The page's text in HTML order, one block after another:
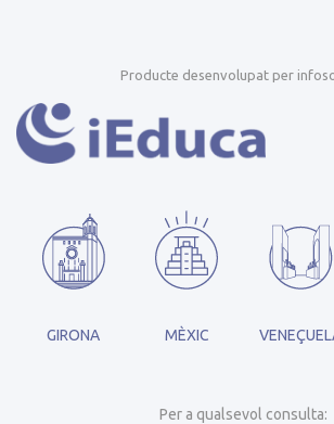
Producte desenvolupat per
GIRONA MÈXIC
Per a qualsevol consulta: